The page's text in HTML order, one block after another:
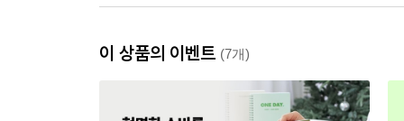
이 상품의 이벤트 (7개)